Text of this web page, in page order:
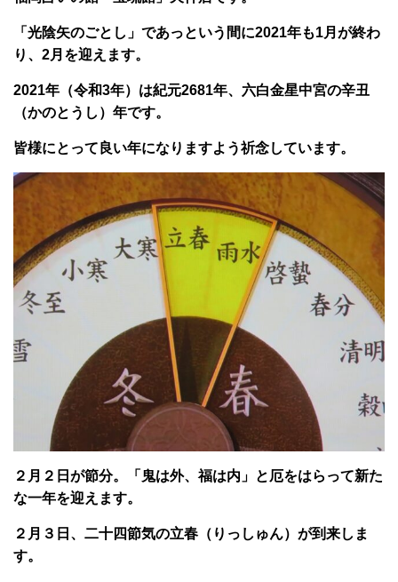
「光陰矢のごとし」であっという間に2021年も1月が終わ
り、2月を迎えます。
2021年（令和3年）は紀元2681年、六白金星中宮の辛丑
（かのとうし）年です。
皆様にとって良い年になりますよう祈念しています。
２月２日が節分。「鬼は外、福は内」と厄をはらって新た
な一年を迎えます。
２月３日、二十四節気の立春（りっしゅん）が到来しま
す。